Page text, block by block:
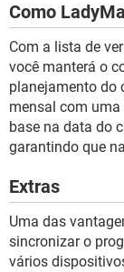
Como
Com a lista de
você manterá o
planejamento do
mensal com
base na data do
garantindo que
Extras
Uma das
sincronizar o
vários